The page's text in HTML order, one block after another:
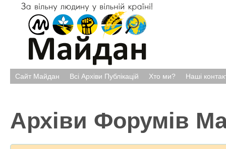
Сайт Майдан Всі Архіви Публікацій Хто ми? Наші
Архіви Форумів